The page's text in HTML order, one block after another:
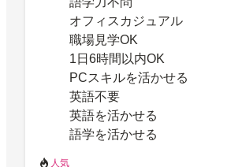
オフィスカジュアル
職場見学OK
1日6時間以内OK
PCスキルを活かせる
英語不要
英語を活かせる
語学を活かせる
人気